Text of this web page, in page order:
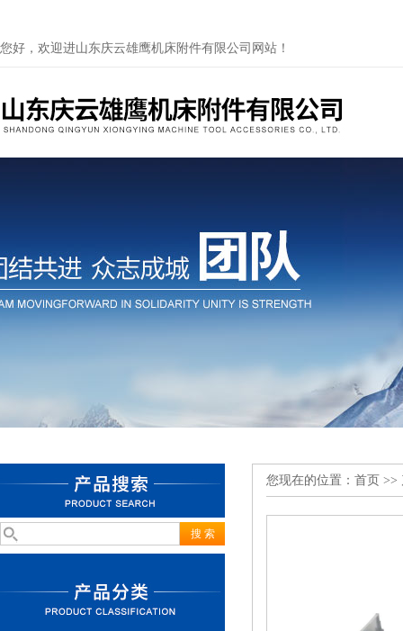
您好，欢迎进山东庆云雄鹰机床附件有限公司网站！
您现在的位置： 首页 >>